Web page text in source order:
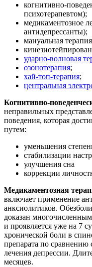
когнитивно-
психотерапевтом);
медикаментозное
антидепрессанты);
мануальная
ударно-волновая
озонотерапия;
хай-топ-терапия;
центральная
Когнитивно-
неправильных
поведения, которая
путем:
уменьшения
стабилизации
улучшения сна
коррекции
Медикаментозная
включает применение
анксиолитиков.
доказан
и проявляется уже на 7
хронической боли в
препарата по сравнению
лечения депрессии.
месяцев.